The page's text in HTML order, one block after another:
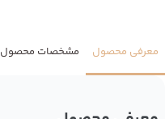
معرفی محصول مشخصات محصول